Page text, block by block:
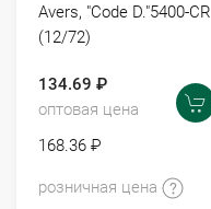
Avers, "Code D."5400-CR
(12/72)
134.69 ₽
оптовая цена
168.36 ₽
розничная цена